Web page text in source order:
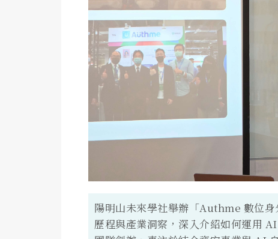
陽明山未來學社舉辦「Authme 數位
歷程與產業洞察，深入介紹如何運用